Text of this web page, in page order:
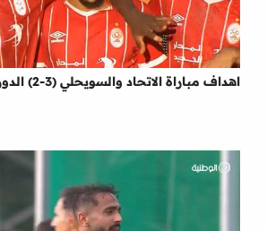
اهداف مباراة الاتحاد والسويحلي (3-2) الدوري الليبي